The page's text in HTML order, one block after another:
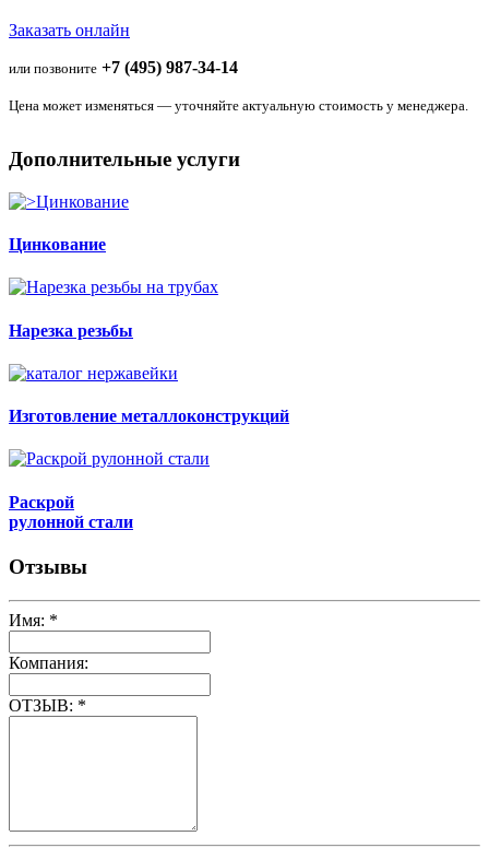
Заказать онлайн
или позвоните +7 (495) 987-34-14
Цена может изменяться — уточняйте актуальную стоимость у менеджера.
Дополнительные услуги
Цинкование
Нарезка резьбы
Изготовление металлоконструкций
Раскрой
рулонной стали
Отзывы
Имя: *
Компания:
ОТЗЫВ: *